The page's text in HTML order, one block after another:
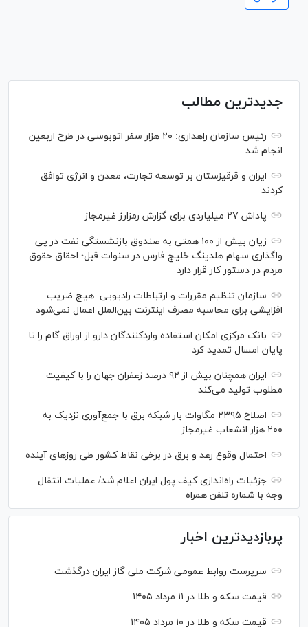
جدیدترین مطالب
رئیس سازمان راهداری: ۲۰ هزار سفر اتوبوسی در طرح اربعین
انجام شد
ایران و قرقیزستان بر توسعه تجارت، معدن و انرژی توافق
کردند
پاداش ۲۷ میلیاردی برای گزارش رمزارز غیرمجاز
زیان بیش از ۱۰۰ همتی به صندوق بازنشستگی نفت در پی
واگذاری سهام هلدینگ خلیج فارس در سنوات قبل؛ احقاق حقوق
مردم در دستور کار قرار دارد
سازمان تنظیم مقررات و ارتباطات رادیویی: هیچ ضریب
افزایشی برای محاسبه مصرف اینترنت بین‌الملل اعمال نمی‌شود
بانک مرکزی امکان استفاده واردکنندگان دارو از اوراق گام را تا
پایان امسال تمدید کرد
ایران همچنان بیش از ۹۲ درصد زعفران جهان را با کیفیت
مطلوب تولید می‌کند
اصلاح ۲۳۹۵ مگاوات بار شبکه برق با جمع‌آوری نزدیک به
۲۰۰ هزار انشعاب غیرمجاز
احتمال وقوع رعد و برق در برخی نقاط کشور طی روز‌های آینده
جزئیات راه‌اندازی کیف پول ایران اعلام شد/ عملیات انتقال
وجه با شماره تلفن همراه
پربازدیدترین اخبار
سرپرست روابط عمومی شرکت ملی گاز ایران درگذشت
قیمت سکه و طلا در ۱۱ مرداد ۱۴۰۵
قیمت سکه و طلا در ۱۰ مرداد ۱۴۰۵